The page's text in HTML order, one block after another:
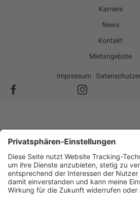
Karriere
News
Kontakt
Mietangebote
Impressum